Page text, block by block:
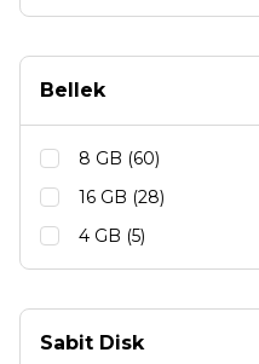
Bellek
8 GB (60)
16 GB (28)
4 GB (5)
Sabit Disk